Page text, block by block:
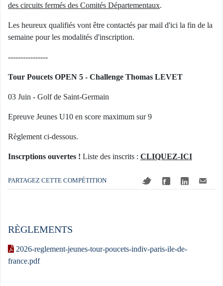
des circuits fermés des Comités Départementaux.
Les heureux qualifiés vont être contactés par mail d'ici la fin de la
semaine pour les modalités d'inscription.
----------------
Tour Poucets OPEN 5 - Challenge Thomas LEVET
03 Juin - Golf de Saint-Germain
Epreuve Jeunes U10 en score maximum sur 9
Règlement ci-dessous.
Inscrptions ouvertes ! Liste des inscrits : CLIQUEZ-ICI
PARTAGEZ CETTE COMPÉTITION
RÈGLEMENTS
2026-reglement-jeunes-tour-poucets-indiv-paris-ile-de-
france.pdf